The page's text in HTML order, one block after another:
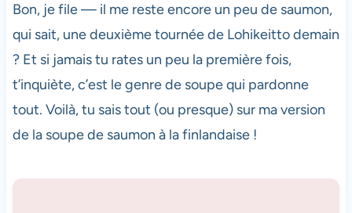
Bon, je file — il me reste encore un peu de saumon,
qui sait, une deuxième tournée de Lohikeitto demain
? Et si jamais tu rates un peu la première fois,
t’inquiète, c’est le genre de soupe qui pardonne
tout. Voilà, tu sais tout (ou presque) sur ma version
de la soupe de saumon à la finlandaise !